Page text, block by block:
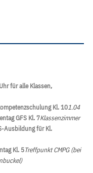
für alle Klassen,
Kl. 101.04
GFS Kl. 7Klassenzimmer
Ausbildung für Kl.
Kl. 5Treffpunkt CMPG (bei